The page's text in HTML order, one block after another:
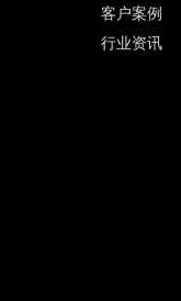
客户案例
行业资讯